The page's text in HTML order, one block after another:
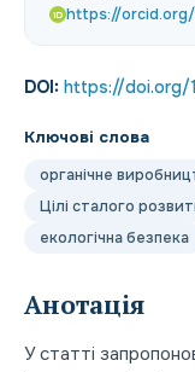
iD https://
DOI: https://doi.org/
Ключові слова
органічне
Цілі сталого
екологічна безпека
Анотація
У статті